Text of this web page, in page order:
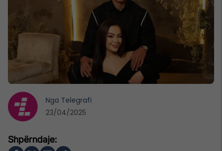
Nga Telegrafi
23/04/2025